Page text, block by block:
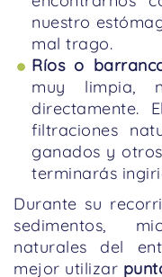
nuestro
mal trago.
Ríos o
muy limpia,
directamente.
filtraciones
ganados y
terminarás
Durante su
sedimentos,
naturales del
mejor utilizar